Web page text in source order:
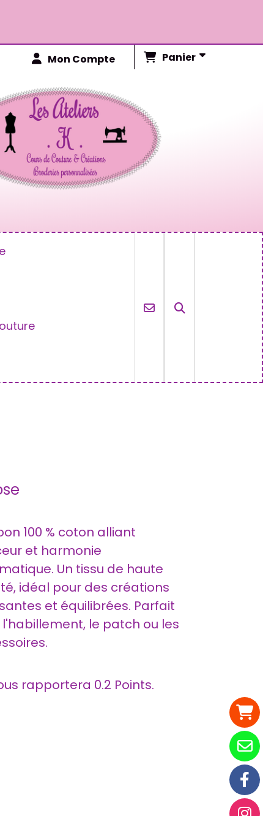
Mon Compte Panier
100 % coton alliant
et harmonie
Un tissu de haute
idéal pour des créations
et équilibrées. Parfait
l'habillement, le patch ou les
rapportera 0.2 Points.